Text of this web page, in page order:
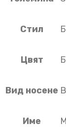
Стил
Цвят
Вид носене
Име